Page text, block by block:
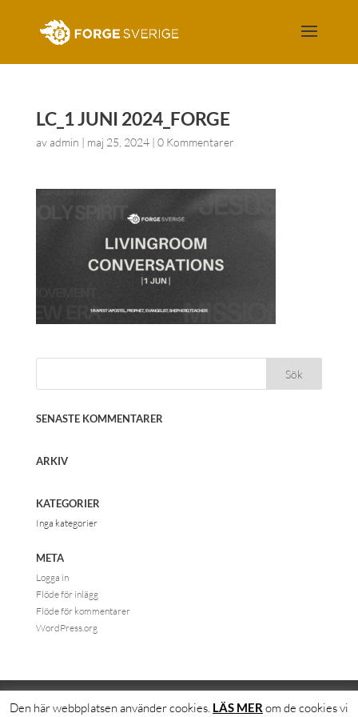
LC_1 JUNI 2024_FORGE
avadmin | maj 25, 2024| 0 Kommentarer
SENASTE KOMMENTARER
ARKIV
KATEGORIER
Inga kategorier
META
Logga in
Flöde för inlägg
Flöde för kommentarer
WordPress.org
Den här webbplatsen använder cookies. LÄS MER om de cookies vi